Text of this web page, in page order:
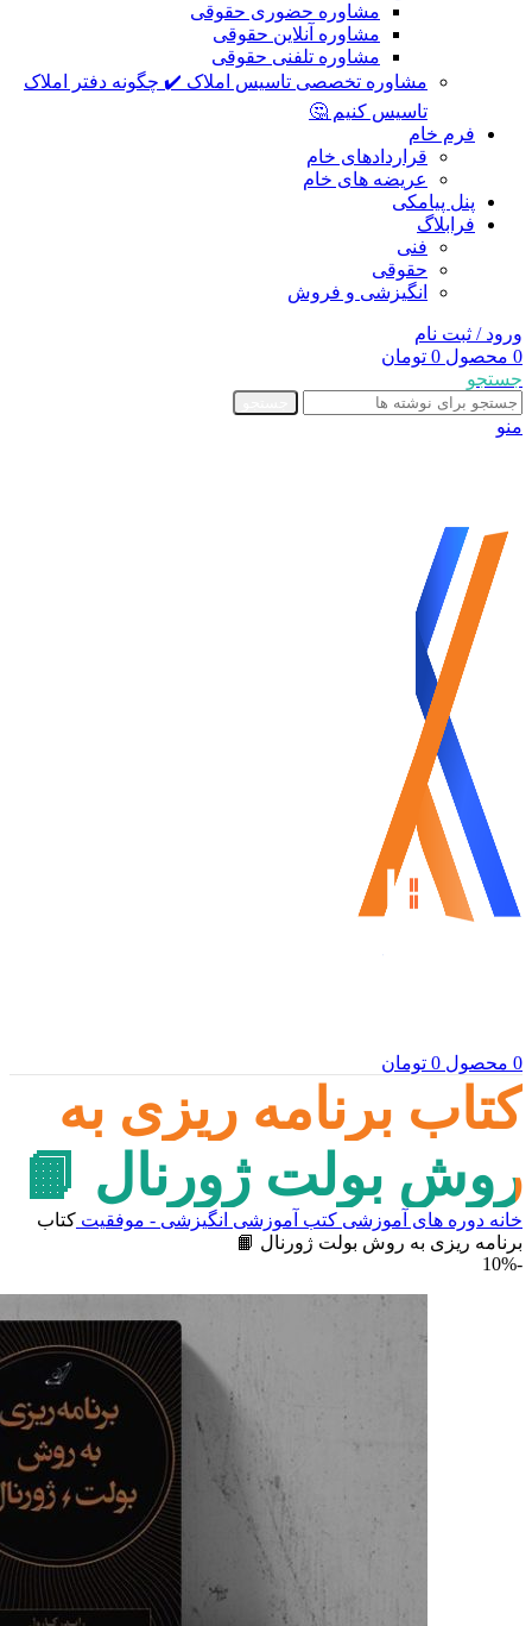
مشاوره حضوری حقوقی
مشاوره آنلاین حقوقی
مشاوره تلفنی حقوقی
مشاوره تخصصی تاسیس املاک ✔️ چگونه دفتر املاک
تاسیس کنیم 🤔
فرم خام
قراردادهای خام
عریضه های خام
پنل پیامکی
فرابلاگ
فنی
حقوقی
انگیزشی و فروش
ورود / ثبت نام
0 محصول 0 تومان
جستجو
منو
0 محصول 0 تومان
کتاب برنامه ریزی به
روش بولت ژورنال 📙
خانه دوره های آموزشی کتب آموزشی انگیزشی - موفقیت کتاب
برنامه ریزی به روش بولت ژورنال 📙
-10%